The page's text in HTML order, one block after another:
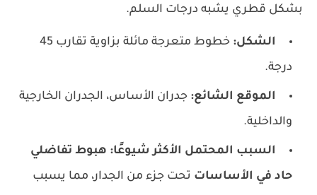
بشكل قطري يشبه درجات السلم.
الشكل:
خطوط متعرجة مائلة بزاوية تقارب 45
درجة.
الموقع الشائع: جدران الأساس، الجدران الخارجية
والداخلية.
السبب المحتمل الأكثر شيوعًا: هبوط تفاضلي
حاد في الأساسات تحت جزء من الجدار، مما يسبب